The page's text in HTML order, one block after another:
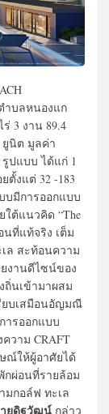
ำบลหนองแก
3 งาน 89.4
ยูนิต มูลค่า
รูปแบบ ได้แก่ 1
งแต่ 32 -183
บมีการออกแบบ
ต้แนวคิด “The
นที่แท้จริง เต็ม
ล สะท้อนความ
งานดีไซน์ของ
ถิ่นเข้ามาผสม
ยบเสมือนอัญมณี
ารออกแบบ
ความ CRAFT
ณ์ให้ผู้อาศัยได้
กผ่อนที่รายล้อม
มกอล์ฟ ทะเล
กล่าว